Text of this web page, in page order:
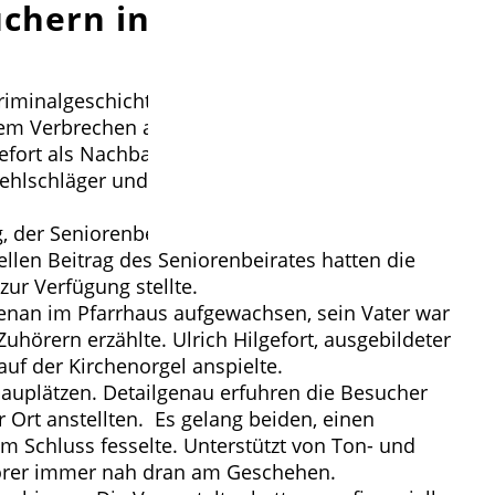
in der Brelinger
einer der spektakulärsten Fälle
Verbrechen auf Spurensuche begeben. Beide
als Nachbar.
und Ulrich Hilgefort lasen aus diesem
Seniorenbeirat der Gemeinde Wedemark
Beitrag des Seniorenbeirates hatten die
Verfügung stellte.
im Pfarrhaus aufgewachsen, sein Vater war
erzählte. Ulrich Hilgefort, ausgebildeter
der Kirchenorgel anspielte.
Detailgenau erfuhren die Besucher
Ort anstellten. Es gelang beiden, einen
Schluss fesselte. Unterstützt von Ton- und
immer nah dran am Geschehen.